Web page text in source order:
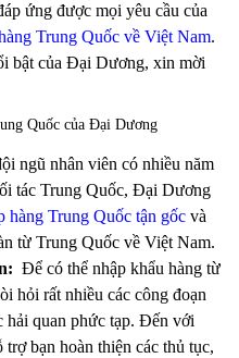
ứng được mọi yêu cầu của
Trung Quốc về Việt Nam.
bật của Đại Dương, xin mời
ngũ nhân viên có nhiều năm
tác Trung Quốc, Đại Dương
hàng Trung Quốc tận gốc và
từ Trung Quốc về Việt Nam.
Để có thể nhập khẩu hàng từ
hỏi rất nhiều các công đoạn
hải quan phức tạp. Đến với
bạn hoàn thiện các thủ tục,